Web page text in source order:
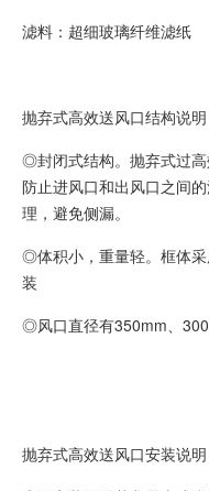
滤料：超细玻璃纤维滤纸
抛弃式高效送风口结构说明
◎封闭式结构。抛弃式过
防止进风口和出风口之间
理，避免侧漏。
◎体积小，重量轻。框体
装
◎风口直径有350mm、
抛弃式高效送风口安装说明